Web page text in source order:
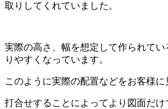
取りしてくれていました。
実際の高さ、幅を想定して作られて
りやすくなっています。
このように実際の配置などをお客様
打合せすることによってより図面だけ